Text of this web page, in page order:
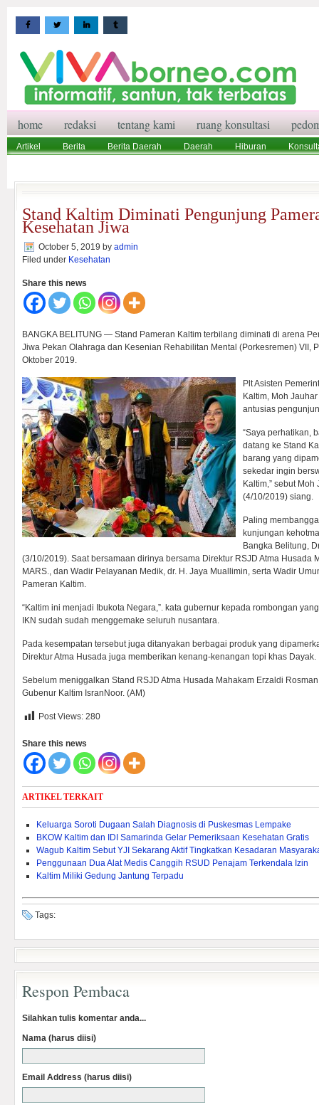
home redaksi tentang kami ruang konsultasi
Artikel Berita Berita Daerah Daerah Hiburan
Stand Kaltim Diminati Pengunjung
Kesehatan Jiwa
October 5, 2019 by admin
Filed under Kesehatan
Share this news
BANGKA BELITUNG — Stand Pameran Kaltim terbilang diminati di arena
Jiwa Pekan Olahraga dan Kesenian Rehabilitan Mental (Porkesremen) VII,
Oktober 2019.
Plt Asisten
Kaltim, Moh
antusias
“Saya perhatikan,
datang ke Stand
barang yang
sekedar ingin
Kaltim,” sebut
(4/10/2019) siang.
Paling
kunjungan
Bangka Belitung,
(3/10/2019). Saat bersamaan dirinya bersama Direktur RSJD Atma Husada
MARS., dan Wadir Pelayanan Medik, dr. H. Jaya Muallimin, serta Wadir
Pameran Kaltim.
“Kaltim ini menjadi Ibukota Negara,”. kata gubernur kepada rombongan
IKN sudah sudah menggemake seluruh nusantara.
Pada kesempatan tersebut juga ditanyakan berbagai produk yang
Direktur Atma Husada juga memberikan kenang-kenangan topi khas Dayak.
Sebelum meniggalkan Stand RSJD Atma Husada Mahakam Erzaldi
Gubenur Kaltim IsranNoor. (AM)
Post Views: 280
Share this news
ARTIKEL TERKAIT
Keluarga Soroti Dugaan Salah Diagnosis di Puskesmas Lempake
BKOW Kaltim dan IDI Samarinda Gelar Pemeriksaan Kesehatan Gratis
Wagub Kaltim Sebut YJI Sekarang Aktif Tingkatkan Kesadaran
Penggunaan Dua Alat Medis Canggih RSUD Penajam Terkendala Izin
Kaltim Miliki Gedung Jantung Terpadu
Tags:
Respon Pembaca
Silahkan tulis komentar anda...
Nama (harus diisi)
Email Address (harus diisi)